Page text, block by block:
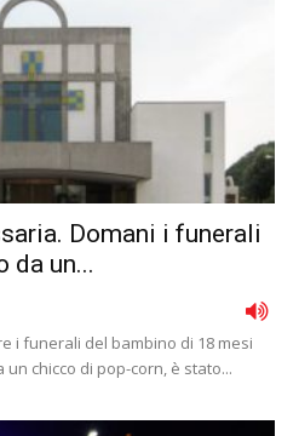
Domani i funerali
da un...
i funerali del bambino di 18 mesi
chicco di pop-corn, è stato...